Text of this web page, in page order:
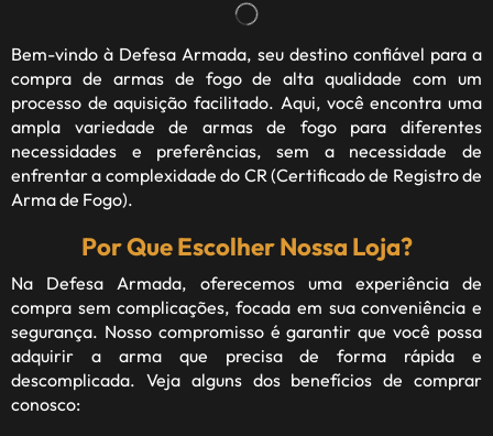
Bem-vindo à Defesa Armada, seu destino confiável para a
compra de armas de fogo de alta qualidade com um
processo de aquisição facilitado. Aqui, você encontra uma
ampla variedade de armas de fogo para diferentes
necessidades e preferências, sem a necessidade de
enfrentar a complexidade do CR (Certificado de Registro de
Arma de Fogo).
Por Que Escolher Nossa Loja?
Na Defesa Armada, oferecemos uma experiência de
compra sem complicações, focada em sua conveniência e
segurança. Nosso compromisso é garantir que você possa
adquirir a arma que precisa de forma rápida e
descomplicada. Veja alguns dos benefícios de comprar
conosco: